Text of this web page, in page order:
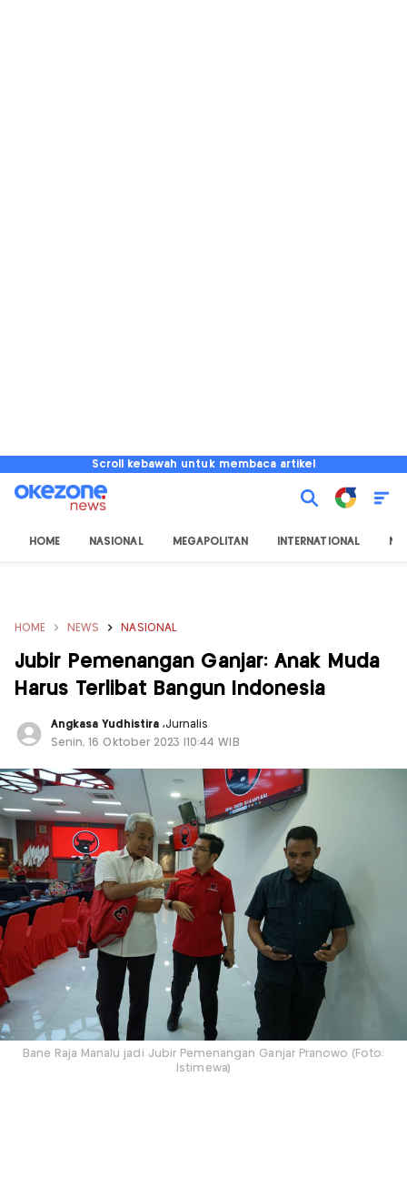
Scroll kebawah untuk membaca artikel
HOME NASIONAL MEGAPOLITAN INTERNATIONAL
HOME NEWS NASIONAL
Jubir Pemenangan Ganjar: Anak Muda
Harus Terlibat Bangun Indonesia
Angkasa Yudhistira ,Jurnalis
Senin, 16 Oktober 2023 |10:44 WIB
Bane Raja Manalu jadi Jubir Pemenangan Ganjar Pranowo (Foto:
Istimewa)